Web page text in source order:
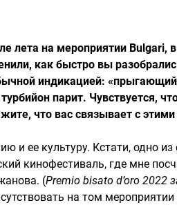
лета на мероприятии Bulgari,
как быстро вы
индикацией:
парит. Чувствуется,
что вас связывает с
ее культуру. Кстати, одно из
кинофестиваль, где мне
(Premio bisato d’oro 2022
на том